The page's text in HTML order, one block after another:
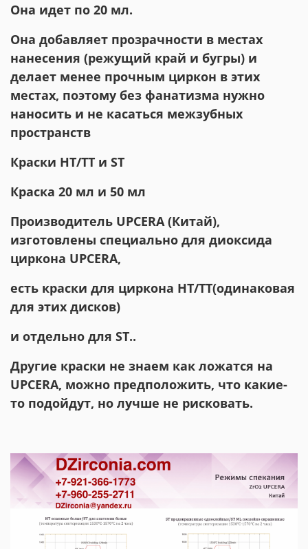
Она идет по 20 мл.
Она добавляет прозрачности в местах
нанесения (режущий край и бугры) и
делает менее прочным циркон в этих
местах, поэтому без фанатизма нужно
наносить и не касаться межзубных
пространств
Краски НТ/ТТ и ST
Краска 20 мл и 50 мл
Производитель UPCERA (Китай),
изготовлены специально для диоксида
циркона UPCERA,
есть краски для циркона НТ/ТТ(одинаковая
для этих дисков)
и отдельно для ST..
Другие краски не знаем как ложатся на
UPCERA, можно предположить, что какие-
то подойдут, но лучше не рисковать.